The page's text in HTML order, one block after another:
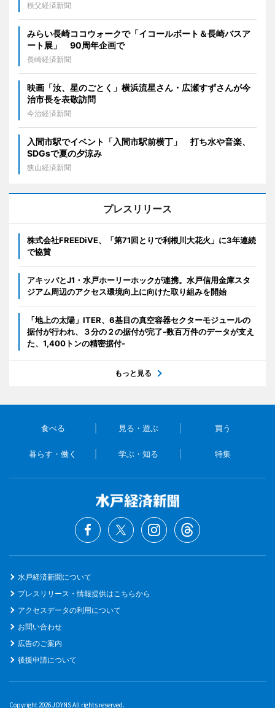
秩父経済新聞
みらい長崎ココウォークで「イコールボート＆長崎バスア
ート展」 90周年企画で
長崎経済新聞
映画「汝、星のごとく」横浜流星さん・広瀬すずさんが今
治市長を表敬訪問
今治経済新聞
入間市駅でイベント「入間市駅前横丁」 打ち水や音楽、
SDGsで夏の夕涼み
狭山経済新聞
プレスリリース
株式会社FREEDiVE、「第71回とりで利根川大花火」に3年連続
で協賛
アキッパとJ1・水戸ホーリーホックが連携。水戸信用金庫スタ
ジアム周辺のアクセス環境向上に向けた取り組みを開始
「地上の太陽」ITER、6基目の真空容器セクターモジュールの
据付が行われ、３分の２の据付が完了-数百万件のデータが支え
た、1,400トンの精密据付-
もっと見る
食べる 見る・遊ぶ 買う
暮らす・働く 学ぶ・知る 特集
水戸経済新聞について
プレスリリース・情報提供はこちらから
アクセスデータの利用について
お問い合わせ
広告のご案内
後援申請について
Copyright 2026 JOYNS All rights reserved.